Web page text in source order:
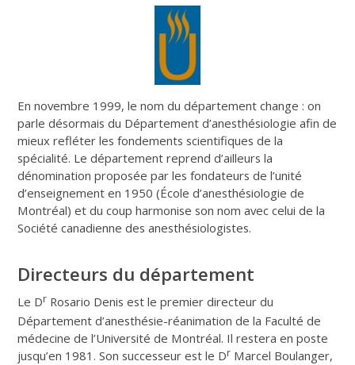
En novembre 1999, le nom du département change : on
parle désormais du Département d’anesthésiologie afin de
mieux refléter les fondements scientifiques de la
spécialité. Le département reprend d’ailleurs la
dénomination proposée par les fondateurs de l’unité
d’enseignement en 1950 (École d’anesthésiologie de
Montréal) et du coup harmonise son nom avec celui de la
Société canadienne des anesthésiologistes.
Directeurs du département
Le Dr Rosario Denis est le premier directeur du
Département d’anesthésie-réanimation de la Faculté de
médecine de l’Université de Montréal. Il restera en poste
jusqu’en 1981. Son successeur est le Dr Marcel Boulanger,